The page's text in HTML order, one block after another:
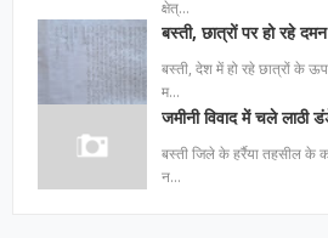
क्षेत्…
बस्ती, छात्रों पर हो रहे
बस्ती, देश में हो रहे छात्रों के
म…
जमीनी विवाद में चले लाठी
बस्ती जिले के हर्रैया तहसील के
न…